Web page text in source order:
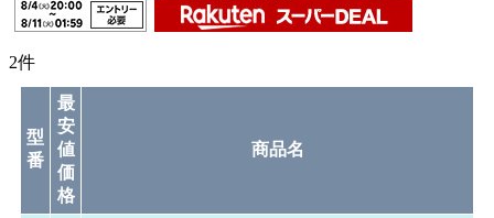
2件
型
番
最
安
値
価
格
商品名